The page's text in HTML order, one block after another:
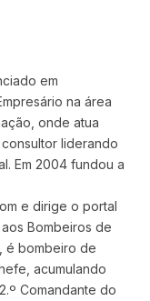
em
na área
onde atua
liderando
Em 2004 fundou a
e dirige o portal
Bombeiros de
é bombeiro de
acumulando
Comandante do